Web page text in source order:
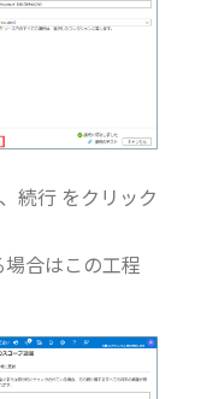
続行 をクリック
合はこの工程